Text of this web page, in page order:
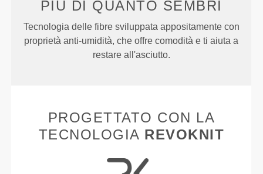
PIÙ DI QUANTO SEMBRI
Tecnologia delle fibre sviluppata appositamente con
proprietà anti-umidità, che offre comodità e ti aiuta a
restare all'asciutto.
PROGETTATO CON LA
TECNOLOGIA REVOKNIT